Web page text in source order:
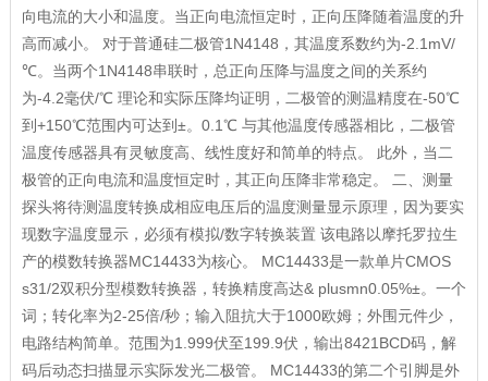
向电流的大小和温度。当正向电流恒定时，正向压降随着温度的升
高而减小。 对于普通硅二极管1N4148，其温度系数约为-2.1mV/
℃。当两个1N4148串联时，总正向压降与温度之间的关系约
为-4.2毫伏/℃ 理论和实际压降均证明，二极管的测温精度在-50℃
到+150℃范围内可达到±。0.1℃ 与其他温度传感器相比，二极管
温度传感器具有灵敏度高、线性度好和简单的特点。 此外，当二
极管的正向电流和温度恒定时，其正向压降非常稳定。 二、测量
探头将待测温度转换成相应电压后的温度测量显示原理，因为要实
现数字温度显示，必须有模拟/数字转换装置 该电路以摩托罗拉生
产的模数转换器MC14433为核心。 MC14433是一款单片CMOS
s31/2双积分型模数转换器，转换精度高达& plusmn0.05%±。一个
词；转化率为2-25倍/秒；输入阻抗大于1000欧姆；外围元件少，
电路结构简单。范围为1.999伏至199.9伏，输出8421BCD码，解
码后动态扫描显示实际发光二极管。 MC14433的第二个引脚是外